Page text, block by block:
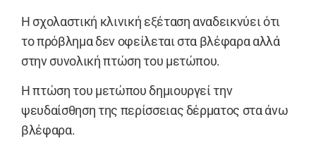
Η σχολαστική κλινική εξέταση αναδεικνύει ότι
το πρόβλημα δεν οφείλεται στα βλέφαρα αλλά
στην συνολική πτώση του μετώπου.
Η πτώση του μετώπου δημιουργεί την
ψευδαίσθηση της περίσσειας δέρματος στα άνω
βλέφαρα.